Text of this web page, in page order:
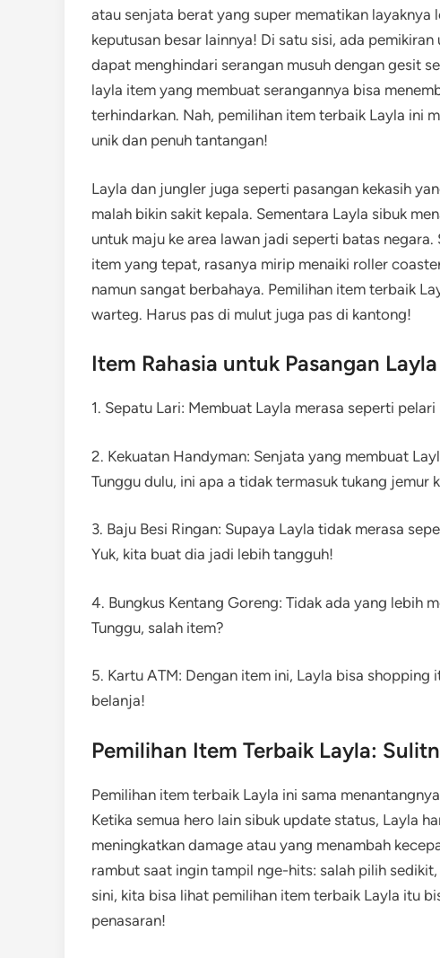
atau senjata berat yang super mematikan layaknya
keputusan besar lainnya! Di satu sisi, ada
dapat menghindari serangan musuh dengan gesit
layla item yang membuat serangannya bisa
terhindarkan. Nah, pemilihan item terbaik Layla ini
unik dan penuh tantangan!
Layla dan jungler juga seperti pasangan kekasih
malah bikin sakit kepala. Sementara Layla sibuk
untuk maju ke area lawan jadi seperti batas
item yang tepat, rasanya mirip menaiki roller
namun sangat berbahaya. Pemilihan item terbaik
warteg. Harus pas di mulut juga pas di kantong!
Item Rahasia untuk Pasangan Layla
1. Sepatu Lari: Membuat Layla merasa seperti
2. Kekuatan Handyman: Senjata yang membuat
Tunggu dulu, ini apa a tidak termasuk tukang jemur
3. Baju Besi Ringan: Supaya Layla tidak merasa
Yuk, kita buat dia jadi lebih tangguh!
4. Bungkus Kentang Goreng: Tidak ada yang lebih
Tunggu, salah item?
5. Kartu ATM: Dengan item ini, Layla bisa
belanja!
Pemilihan Item Terbaik Layla:
Pemilihan item terbaik Layla ini sama
Ketika semua hero lain sibuk update status, Layla
meningkatkan damage atau yang menambah
rambut saat ingin tampil nge-hits: salah pilih
sini, kita bisa lihat pemilihan item terbaik Layla itu
penasaran!